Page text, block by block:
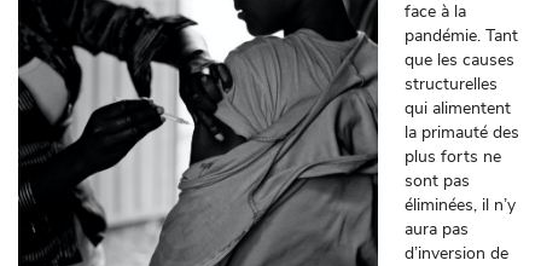
face à la
pandémie. Tant
que les causes
structurelles
qui alimentent
la primauté des
plus forts ne
sont pas
éliminées, il n’y
aura pas
d’inversion de